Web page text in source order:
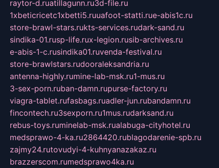
raytor-d.ruatillagunn.ru3d-file.ru
1xbeticricetc1xbetti5.ruuafoot-statti.rue-abis1c.ru
store-brawl-stars.rukts-services.rudark-sand.ru
sindika-01.rusp-life.rux-legion.rusib-archives.ru
e-abis-1-c.rusindika01.ruvenda-festival.ru
store-brawlstars.rudooraleksandria.ru
antenna-highly.rumine-lab-msk.ru1-mus.ru
3-sex-porn.ruban-damn.rupurse-factory.ru
viagra-tablet.rufasbags.ruadler-jun.rubandamn.ru
fincontech.ru3sexporn.ru1mus.rudarksand.ru
rebus-toys.ruminelab-msk.rualabuga-cityhotel.ru
medsprawo-4-ka.ru2864420.rublagodarenie-spb.ru
zajmy24.rutovudyi-4-kuhnyanazakaz.ru
brazzerscom.rumedsprawo4ka.ru